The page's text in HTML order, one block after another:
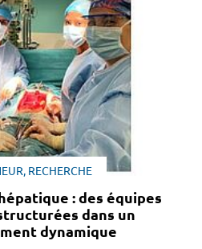
RECHERCHE
: des équipes
dans un
dynamique